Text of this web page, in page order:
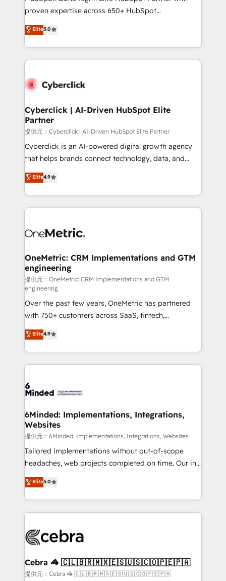
delivered through our proprietary FLAIR framework
Partner and ISO 27001:2022 certified consultancy,
we blend strategy, creativity, and technology to help
proven expertise across 650+ HubSpot
implementations. With 12+ years of HubSpot
experience, we help you use the HubSpot platform
to its fullest capacity, improve your current HubSpot
website, or build your new one.
Elite5.0
Cyberclick | AI-Driven HubSpot Elite
Partner
提供元：Cyberclick | AI-Driven HubSpot Elite Partner
Cyberclick is an AI-powered digital growth agency
that helps brands connect technology, data, and
creativity to achieve measurable results. Founded in
Barcelona and operating across Spain, LATAM, and
the UK, we support global companies in building
smarter marketing, sales, and customer success
Iberia (Spain & Portugal), we combine human insight
growth. Our multidisciplinary team designs solutions
that simplify complexity, boost performance, and
turn innovation into real impact. 🌍 Highlights •
HubSpot Partner since 2012 • 2022 EMEA Impact
Award: Best Integration • 150+ successful HubSpot
projects • Clients in 30+ industries • Proprietary
technology for integrations • Multilingual team:
English, Spanish, Portuguese & Italian 👉 Grow
smarter with AI and HubSpot.
Elite4.9
OneMetric: CRM Implementations and GTM
engineering
提供元：OneMetric: CRM Implementations and GTM
engineering
Over the past few years, OneMetric has partnered
with 750+ customers across SaaS, fintech,
healthcare, real estate, and other industries. With
150+ HubSpot-certified experts, we deliver scalable
solutions to complex GTM and RevOps challenges.
Our Expertise 🔹 Onboarding & Implementation:
tailored to your GTM motion. 🔹 Migrations:
from other CRMs to HubSpot without data loss or
downtime. 🔹 RevOps Strategy: Align teams,
processes, and data to drive revenue efficiency. 🔹
Integrations: Connect HubSpot with your tech stack
for better adoption. 🔹 Custom Solutions: Build
SOC 2 Type II and ISO 27001 certified, reinforcing
our commitment to data security and compliance. At
Elite4.9
6Minded: Implementations, Integrations,
Websites
提供元：6Minded: Implementations, Integrations, Websites
Tailored implementations without out-of-scope
headaches, web projects completed on time. Our in-
house team of certified CRM architects, experts,
developers, designers, and marketers handles all
aspects of your HubSpot. ✨ 400+ global clients ✨
100+ seamless migrations from 15+ different CRMs
implementations, and 5,000+ pages ✨ CS: Clients
CS: 245% organic growth & +751% new visitors for a
full-funnel HubSpot project ✨ CS: 415% conversion
Elite5.0
Cebra 🦓 🇨🇱🇧🇷🇲🇽🇪🇸🇺🇸🇨🇴🇵🇪🇵🇦
提供元：Cebra 🦓 🇨🇱🇧🇷🇲🇽🇪🇸🇺🇸🇨🇴🇵🇪🇵🇦